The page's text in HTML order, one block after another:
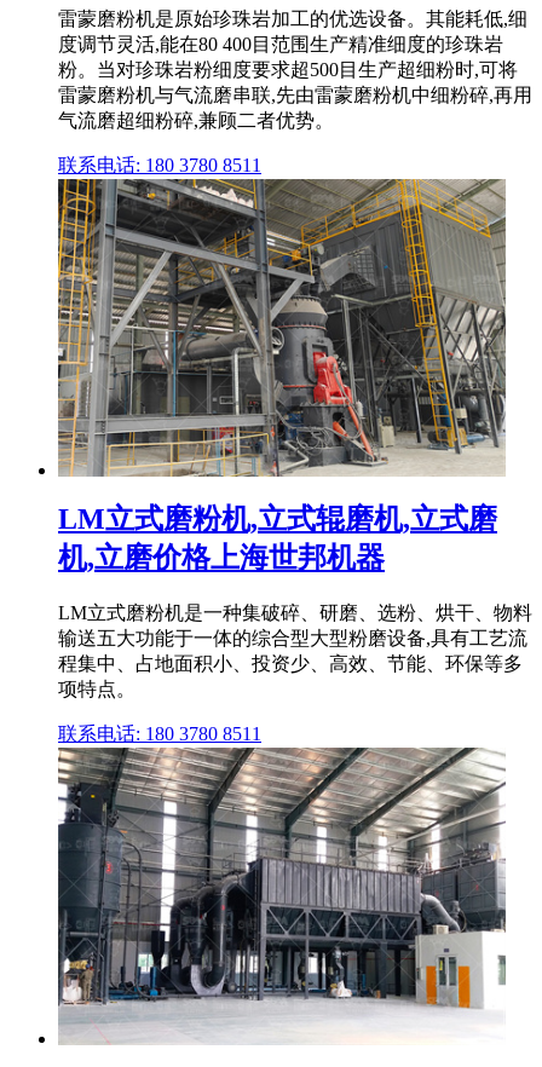
雷蒙磨粉机是原始珍珠岩加工的优选设备。其能耗低,细
度调节灵活,能在80 400目范围生产精准细度的珍珠岩
粉。当对珍珠岩粉细度要求超500目生产超细粉时,可将
雷蒙磨粉机与气流磨串联,先由雷蒙磨粉机中细粉碎,再用
气流磨超细粉碎,兼顾二者优势。
联系电话: 180 3780 8511
LM立式磨粉机,立式辊磨机,立式磨
机,立磨价格上海世邦机器
LM立式磨粉机是一种集破碎、研磨、选粉、烘干、物料
输送五大功能于一体的综合型大型粉磨设备,具有工艺流
程集中、占地面积小、投资少、高效、节能、环保等多
项特点。
联系电话: 180 3780 8511